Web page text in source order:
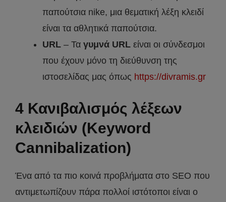
παπούτσια nike, μια θεματική λέξη κλειδί
είναι τα αθλητικά παπούτσια.
URL – Τα γυμνά URL είναι οι σύνδεσμοι
που έχουν μόνο τη διεύθυνση της
ιστοσελίδας μας όπως https://divramis.gr
4 Κανιβαλισμός λέξεων
κλειδιών (Keyword
Cannibalization)
Ένα από τα πιο κοινά προβλήματα στο SEO που
αντιμετωπίζουν πάρα πολλοί ιστότοποι είναι ο